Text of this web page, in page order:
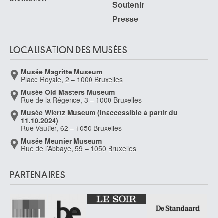
Aarau (Suisse) 1703 - Emmerik (Allemagne) 1780
De Beyer Jan
Aarau (Suisse) 1703 - Clèves, Rhénanie du Nord-Westphalie (Allemagne)
1780
de Bièfve Edouard
Bruxelles 1808 - 1882
De Bièvre Marie
Saint-Josse-ten-Noode / Bruxelles 1865 - Ixelles / Bruxelles 1940
de Bisschop Jan
Amsterdam (Pays-Bas) 1628 - Den Haag (Pays-Bas) 1671
de Bloot Pieter
Rotterdam (Pays-Bas) 1601 - 1658
De Boeck Felix
Soutenir
Presse
LOCALISATION DES MUSÉES
Musée Magritte Museum
Place Royale, 2 – 1000 Bruxelles
Musée Old Masters Museum
Rue de la Régence, 3 – 1000 Bruxelles
Musée Wiertz Museum (Inaccessible à partir du
11.10.2024)
Rue Vautier, 62 – 1050 Bruxelles
Musée Meunier Museum
Rue de l’Abbaye, 59 – 1050 Bruxelles
PARTENAIRES